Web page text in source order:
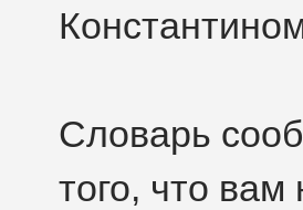
Словарь
того, что